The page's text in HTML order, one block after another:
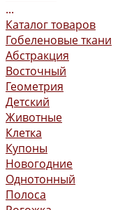
...
Каталог товаров
Гобеленовые ткани
Абстракция
Восточный
Геометрия
Детский
Животные
Клетка
Купоны
Новогодние
Однотонный
Полоса